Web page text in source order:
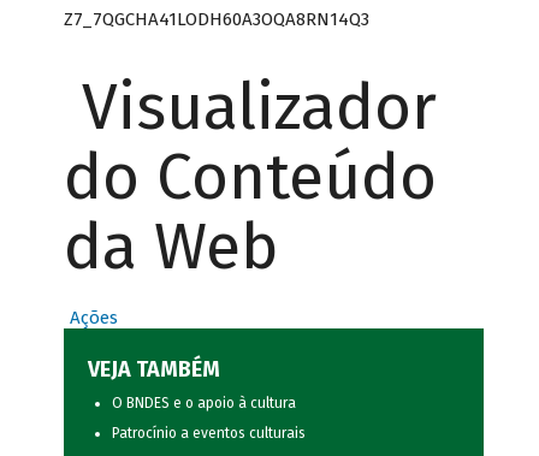
Z7_7QGCHA41LODH60A3OQA8RN14Q3
Visualizador
do Conteúdo
da Web
Ações
VEJA TAMBÉM
O BNDES e o apoio à cultura
Patrocínio a eventos culturais